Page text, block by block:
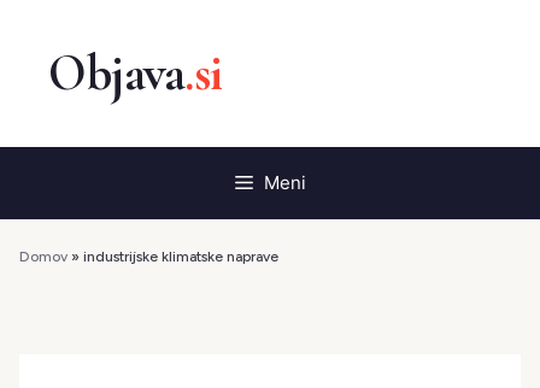
vsebino
Meni
Domov » industrijske klimatske naprave